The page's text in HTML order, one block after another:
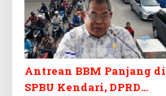
Antrean BBM Panjang di
SPBU Kendari, DPRD